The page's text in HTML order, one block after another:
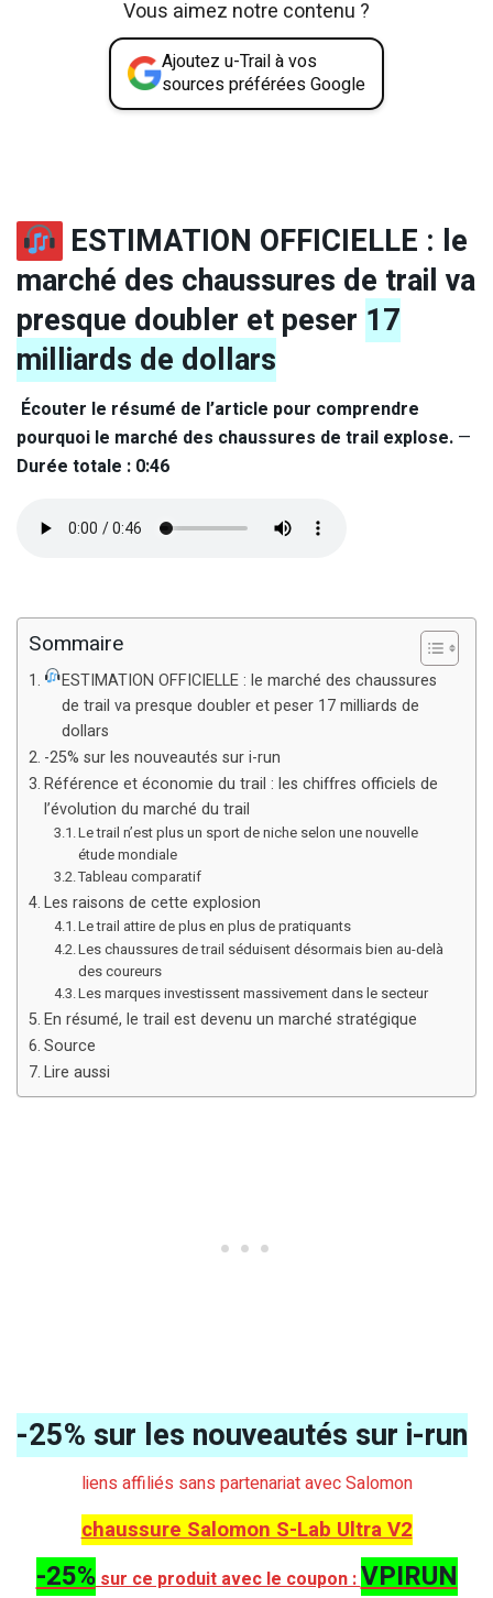
Vous aimez notre contenu ?
Ajoutez u-Trail à vos
sources préférées Google
ESTIMATION OFFICIELLE : le
marché des chaussures de trail va
presque doubler et peser 17
milliards de dollars
Écouter le résumé de l’article pour comprendre
pourquoi le marché des chaussures de trail explose. —
Durée totale : 0:46
Sommaire
ESTIMATION OFFICIELLE : le marché des chaussures
de trail va presque doubler et peser 17 milliards de
dollars
-25% sur les nouveautés sur i-run
Référence et économie du trail : les chiffres officiels de
l’évolution du marché du trail
Le trail n’est plus un sport de niche selon une nouvelle
étude mondiale
Tableau comparatif
Les raisons de cette explosion
Le trail attire de plus en plus de pratiquants
Les chaussures de trail séduisent désormais bien au-delà
des coureurs
Les marques investissent massivement dans le secteur
En résumé, le trail est devenu un marché stratégique
Source
Lire aussi
-25% sur les nouveautés sur i-run
liens affiliés sans partenariat avec Salomon
chaussure Salomon S-Lab Ultra V2
-25%sur ce produit avec le coupon :VPIRUN